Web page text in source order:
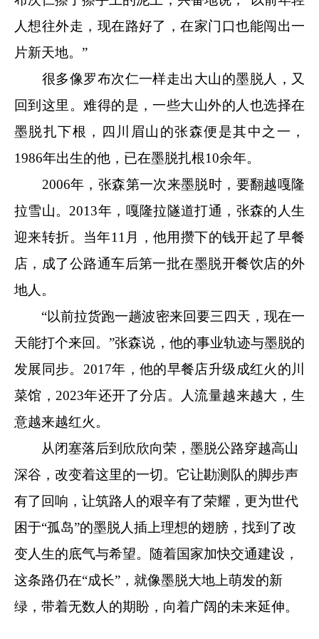
人想往外走，现在路好了，在家门口也能闯出一
片新天地。”
很多像罗布次仁一样走出大山的墨脱人，又
回到这里。难得的是，一些大山外的人也选择在
墨脱扎下根，四川眉山的张森便是其中之一，
1986年出生的他，已在墨脱扎根10余年。
2006年，张森第一次来墨脱时，要翻越嘎隆
拉雪山。2013年，嘎隆拉隧道打通，张森的人生
迎来转折。当年11月，他用攒下的钱开起了早餐
店，成了公路通车后第一批在墨脱开餐饮店的外
地人。
“以前拉货跑一趟波密来回要三四天，现在一
天能打个来回。”张森说，他的事业轨迹与墨脱的
发展同步。2017年，他的早餐店升级成红火的川
菜馆，2023年还开了分店。人流量越来越大，生
意越来越红火。
从闭塞落后到欣欣向荣，墨脱公路穿越高山
深谷，改变着这里的一切。它让勘测队的脚步声
有了回响，让筑路人的艰辛有了荣耀，更为世代
困于“孤岛”的墨脱人插上理想的翅膀，找到了改
变人生的底气与希望。随着国家加快交通建设，
这条路仍在“成长”，就像墨脱大地上萌发的新
绿，带着无数人的期盼，向着广阔的未来延伸。